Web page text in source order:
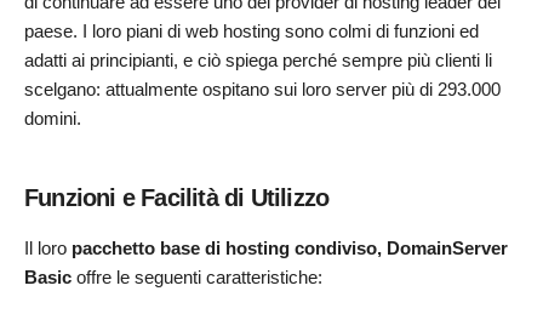
paese. I loro piani di web hosting sono colmi di funzioni ed
adatti ai principianti, e ciò spiega perché sempre più clienti li
scelgano: attualmente ospitano sui loro server più di 293.000
domini.
Funzioni e Facilità di Utilizzo
Il loro pacchetto base di hosting condiviso, DomainServer
Basic offre le seguenti caratteristiche: